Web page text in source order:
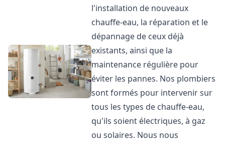
l'installation de nouveaux
chauffe-eau, la réparation et le
dépannage de ceux déjà
existants, ainsi que la
maintenance régulière pour
éviter les pannes. Nos plombiers
sont formés pour intervenir sur
tous les types de chauffe-eau,
qu'ils soient électriques, à gaz
ou solaires. Nous nous